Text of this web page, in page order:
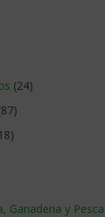
(24)
Ganaderia y Pesca